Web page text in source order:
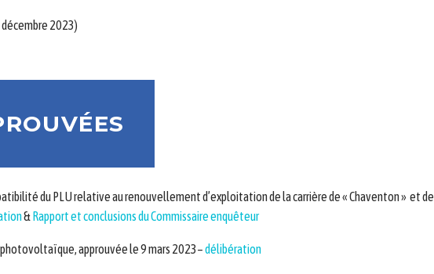
décembre 2023)
du PLU relative au renouvellement d’exploitation de la carrière de « Chaventon » et de
&Rapport et conclusions du Commissaire enquêteur
approuvée le 9 mars 2023–délibération